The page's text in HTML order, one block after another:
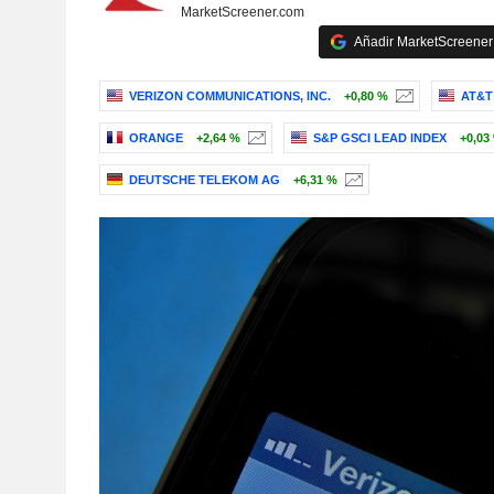
MarketScreener.com
Añadir
VERIZON COMMUNICATIONS, INC. +0,80 %
ORANGE +2,64 % S&P GSCI LEAD INDEX +0,03
DEUTSCHE TELEKOM AG +6,31 %